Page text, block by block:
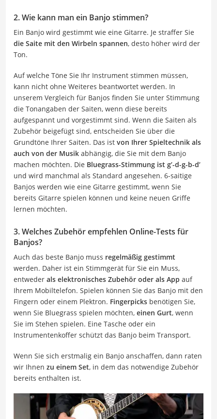
2. Wie kann man ein Banjo stimmen?
Ein Banjo wird gestimmt wie eine Gitarre. Je straffer Sie
die Saite mit den Wirbeln spannen, desto höher wird der
Ton.
Auf welche Töne Sie Ihr Instrument stimmen müssen,
kann nicht ohne Weiteres beantwortet werden. In
unserem Vergleich für Banjos finden Sie unter Stimmung
die Tonangaben der Saiten, wenn diese bereits
aufgespannt und vorgestimmt sind. Wenn die Saiten als
Zubehör beigefügt sind, entscheiden Sie über die
Grundtöne Ihrer Saiten. Das ist von Ihrer Spieltechnik als
auch von der Musik abhängig, die Sie mit dem Banjo
machen möchten. Die Bluegrass-Stimmung ist g’-d-g-b-d’
und wird manchmal als Standard angesehen. 6-saitige
Banjos werden wie eine Gitarre gestimmt, wenn Sie
bereits Gitarre spielen können und keine neuen Griffe
lernen möchten.
3. Welches Zubehör empfehlen Online-Tests für
Banjos?
Auch das beste Banjo muss regelmäßig gestimmt
werden. Daher ist ein Stimmgerät für Sie ein Muss,
entweder als elektronisches Zubehör oder als App auf
Ihrem Mobiltelefon. Spielen können Sie das Banjo mit den
Fingern oder einem Plektron. Fingerpicks benötigen Sie,
wenn Sie Bluegrass spielen möchten, einen Gurt, wenn
Sie im Stehen spielen. Eine Tasche oder ein
Instrumentenkoffer schützt das Banjo beim Transport.
Wenn Sie sich erstmalig ein Banjo anschaffen, dann raten
wir Ihnen zu einem Set, in dem das notwendige Zubehör
bereits enthalten ist.